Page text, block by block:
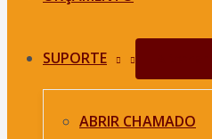
SUPORTE
ABRIR CHAMADO